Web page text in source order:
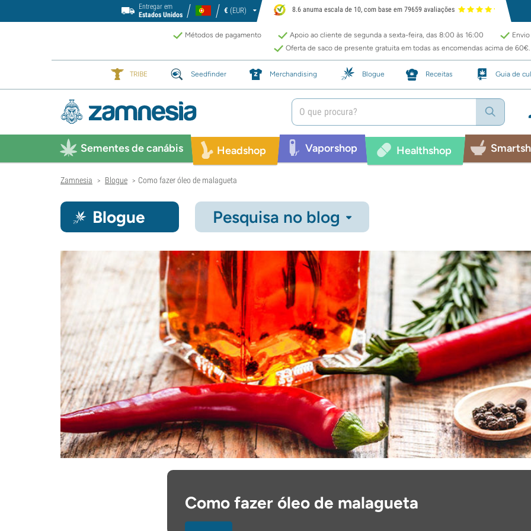
Entregar em
Estados Unidos
€ (EUR) 8.6 anuma escala de 10, com base em 79659 avaliações
Métodos de pagamento Apoio ao cliente de segunda a sexta-feira, das 8:00 às 16:00
Oferta de saco de presente gratuita em todas as encomendas acima de 60€.
TRIBE Seedfinder Merchandising Blogue Receitas Guia de
Sementes de canábis Headshop Vaporshop Healthshop
Zamnesia > Blogue > Como fazer óleo de malagueta
Blogue Pesquisa no blog
Como fazer óleo de malagueta